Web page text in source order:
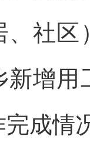
、社区
新增用
完成情